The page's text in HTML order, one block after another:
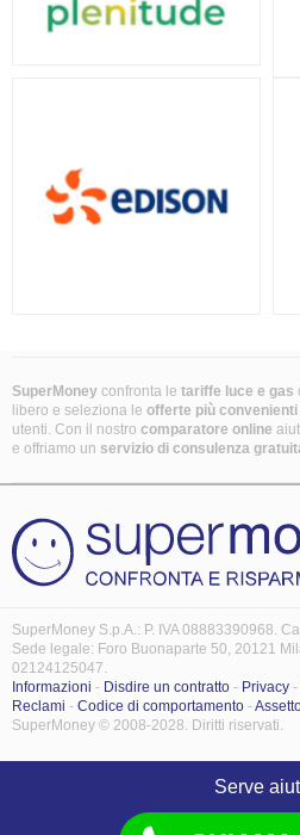
SuperMoney confronta le tariffe luce e gas
libero e seleziona le offerte più convenienti
utenti. Con il nostro comparatore online
e offriamo un servizio di consulenza
SuperMoney S.p.A.: P. IVA 08883390968.
Sede legale: Foro Buonaparte 50, 20121
02124125047.
Informazioni - Disdire un contratto - Privacy -
Reclami - Codice di comportamento -
SuperMoney © 2008-2028. Diritti riservati.
Serve